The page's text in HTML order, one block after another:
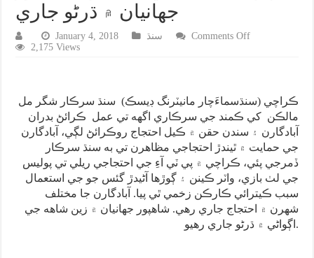
جهانيان ۾ ڌرڻو جاري
January 4, 2018 سنڌ Comments Offon
سنڌ
سرڪار
جي
ڪن
لاٽار
خلاف
مختلف
شهرن
۾
احتجاجي
مظاهرا،
2,175 Views
ڪراچي (سنڌسماءَچار مانيٽرنگ ڊيسڪ) سنڌ سرڪار شگر مل
مالڪن کي ڪمند جي سرڪاري اگهه تي عمل ڪرائڻ بدران
آبادگارن ۽ سندن حقن ۾ ڪيل احتجاج روڪرائڻ لڳي، آبادگارن
جي حمايت ۾ ٿيندڙ احتجاجي مظاهرن تي به سنڌ سرڪار
ڏمرجي پئي، ڪراچي ۾ پي ٽي آءِ جي احتجاجي ريلي تي پوليس
جي لٺ بازي، واٽر ڪينن ۽ ڳوڙها آڻيدڙ گئس جو جي استعمال
سبب ڪيترائي ڪارڪن زخمي ٿي پيا. آبادگارن جا مختلف
شهرن ۾ احتجاج جاري رهي. شاهپور جهانيان ۾ زين شاهه جي
اڳواڻي ۾ ڌرڻو جاري رهيو.